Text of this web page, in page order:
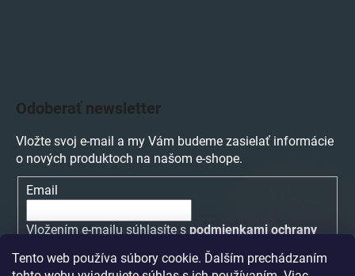
Tento web používa súbory cookie. Ďalším prechádzaním
Odoberať newsletter
Vložte svoj e-mail a my Vám budeme zasielať informácie
o nových produktoch na našom e-shope.
Email
Vložením e-mailu súhlasíte s podmienkami ochrany